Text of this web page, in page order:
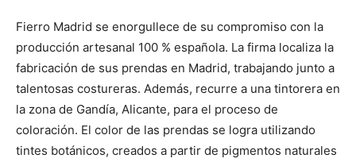
Fierro Madrid se enorgullece de su compromiso con la
producción artesanal 100 % española. La firma localiza la
fabricación de sus prendas en Madrid, trabajando junto a
talentosas costureras. Además, recurre a una tintorera en
la zona de Gandía, Alicante, para el proceso de
coloración. El color de las prendas se logra utilizando
tintes botánicos, creados a partir de pigmentos naturales